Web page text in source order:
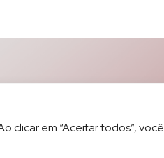
clicar em “Aceitar todos”, você